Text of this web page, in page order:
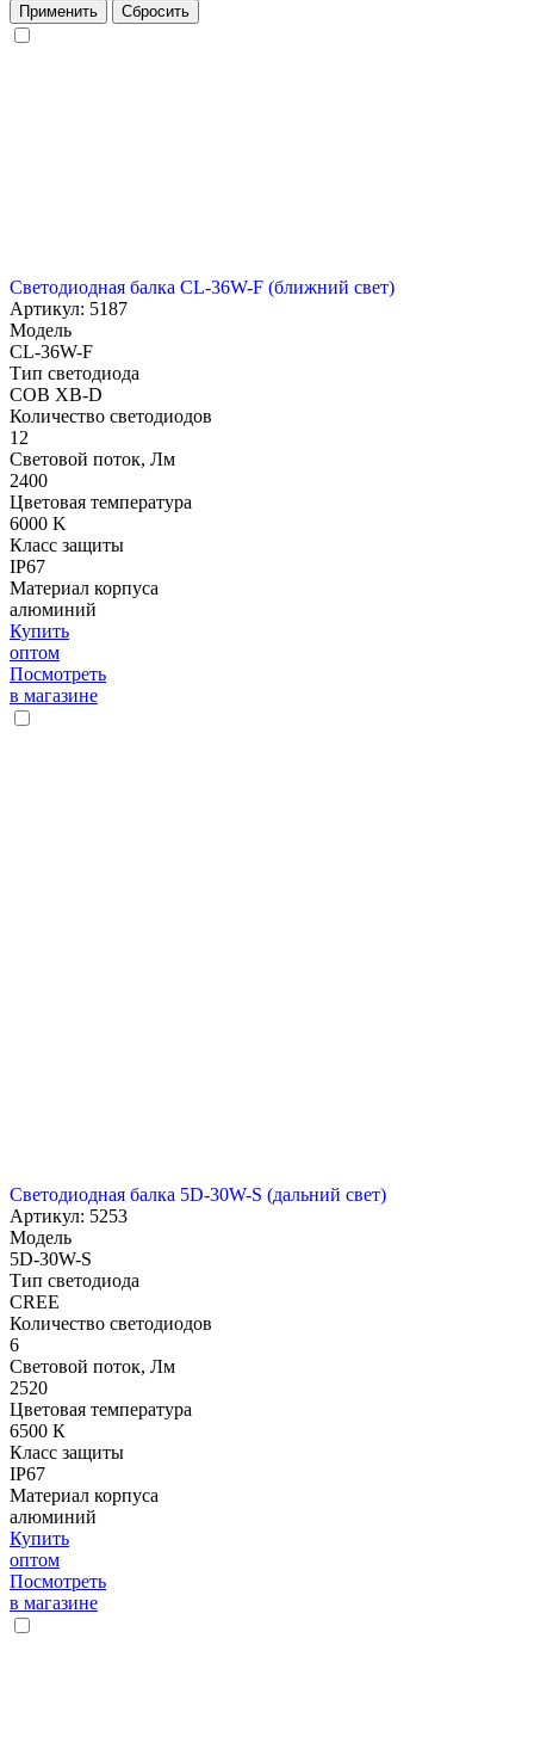
Светодиодная балка CL-36W-F (ближний свет)
Артикул: 5187
Модель
CL-36W-F
Тип светодиода
COB XB-D
Количество светодиодов
12
Световой поток, Лм
2400
Цветовая температура
6000 K
Класс защиты
IP67
Материал корпуса
алюминий
Купить
оптом
Посмотреть
в магазине
Светодиодная балка 5D-30W-S (дальний свет)
Артикул: 5253
Модель
5D-30W-S
Тип светодиода
CREE
Количество светодиодов
6
Световой поток, Лм
2520
Цветовая температура
6500 К
Класс защиты
IP67
Материал корпуса
алюминий
Купить
оптом
Посмотреть
в магазине